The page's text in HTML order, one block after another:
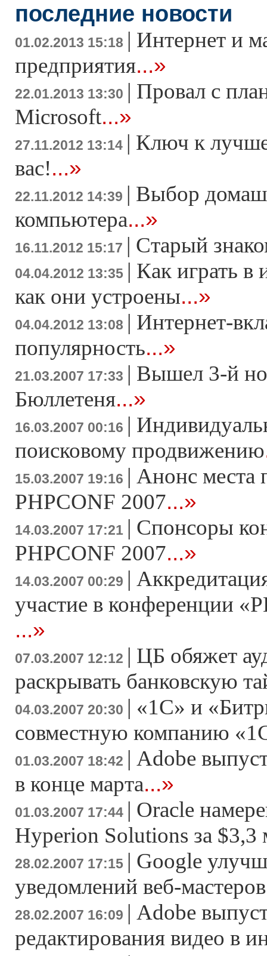
последние новости
01.02.2013 15:18 | Интернет и
предприятия...»
22.01.2013 13:30 | Провал с
Microsoft...»
27.11.2012 13:14 | Ключ к
вас!...»
22.11.2012 14:39 | Выбор
компьютера...»
16.11.2012 15:17 | Старый
04.04.2012 13:35 | Как играть в
как они устроены...»
04.04.2012 13:08 | Интернет-
популярность...»
21.03.2007 17:33 | Вышел 3-й
Бюллетеня...»
16.03.2007 00:16 |
поисковому продвижению
15.03.2007 19:16 | Анонс места
PHPCONF 2007...»
14.03.2007 17:21 | Спонсоры
PHPCONF 2007...»
14.03.2007 00:29 |
участие в конференции
...»
07.03.2007 12:12 | ЦБ обяжет
раскрывать банковскую
04.03.2007 20:30 | «1С» и
совместную компанию
01.03.2007 18:42 | Adobe
в конце марта...»
01.03.2007 17:44 | Oracle
Hyperion Solutions за
28.02.2007 17:15 | Google
уведомлений веб-мастеров
28.02.2007 16:09 | Adobe
редактирования видео в